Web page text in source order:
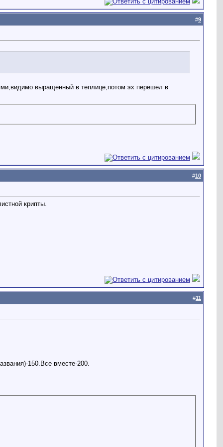
#9
выращенный в теплице,потом эх перешел в
#10
крипты.
#11
150.Все вместе-200.